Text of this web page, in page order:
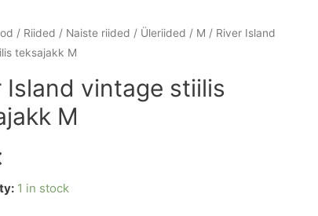
/ Riided / Naiste riided / Üleriided / M / River Island
teksajakk M
Island vintage stiilis
M
1 in stock